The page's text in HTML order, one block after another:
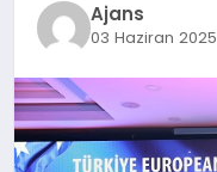
YAŞAM
Ajans
03 Haziran 2025